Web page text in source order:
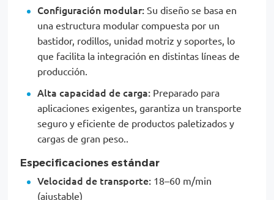
Configuración modular:Su diseño se basa en
una estructura modular compuesta por un
bastidor, rodillos, unidad motriz y soportes, lo
que facilita la integración en distintas líneas de
producción.
Alta capacidad de carga:Preparado para
aplicaciones exigentes, garantiza un transporte
seguro y eficiente de productos paletizados y
cargas de gran peso..
Especificaciones estándar
Velocidad de transporte:18–60 m/min
(ajustable)